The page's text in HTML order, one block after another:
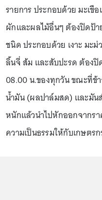
รายการ ประกอบด้วย มะเ
ผักและผลไม้อื่นๆ ต้องปิดป้
ชนิด ประกอบด้วย เงาะ มะ
ลิ้นจี่ ส้ม และสับปะรด ต้องปิ
08.00 น.ของทุกวัน ขณะที่ข้
น้ำมัน (ผลปาล์มสด) และมั
หนักแล้วนำไปหักออกจากร
ความเป็นธรรมให้กับเกษตร